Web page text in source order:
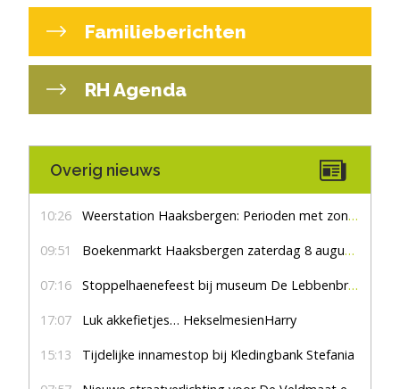
Familieberichten
RH Agenda
Overig nieuws
10:26 Weerstation Haaksbergen: Perioden met zon en droog
09:51 Boekenmarkt Haaksbergen zaterdag 8 augustus, marktplein Haaksbergen
07:16 Stoppelhaenefeest bij museum De Lebbenbrugge
17:07 Luk akkefietjes… HekselmesienHarry
15:13 Tijdelijke innamestop bij Kledingbank Stefania